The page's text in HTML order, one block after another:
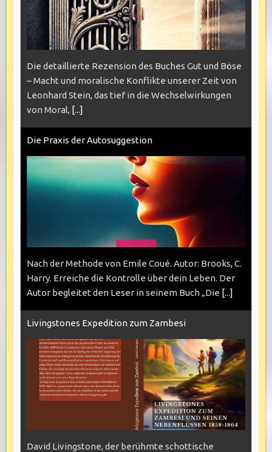
Die detaillierte Rezension des Buches Gut und Böse
– Macht und moralische Konflikte unserer Zeit von
Leonhard Stein, das tief in die Wechselwirkungen
von Moral, [...]
Die Praxis der Autosuggestion
Nach der Methode von Emile Coué. Autor: Brooks, C.
Harry. Erreiche die Kontrolle über dein Leben. Der
Autor begleitet den Leser in seinem Buch „Die [...]
Livingstones Expedition zum Zambesi
David Livingstone, der berühmte schottische